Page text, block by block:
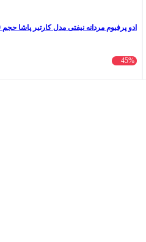
ادو پرفیوم مردانه نیفتی مدل کارتیر پاشا حجم 100 میلی لیتر
45%